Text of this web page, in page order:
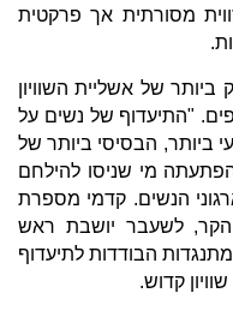
מסורתית אך פרקטית
של אשליית השוויון
"התיעדוף של נשים על
ביותר, הבסיסי ביותר של
מי שניסו להילחם
הנשים. קדמי מספרת
לשעבר יושבת ראש
הבודדות לתיעדוף
קדוש.